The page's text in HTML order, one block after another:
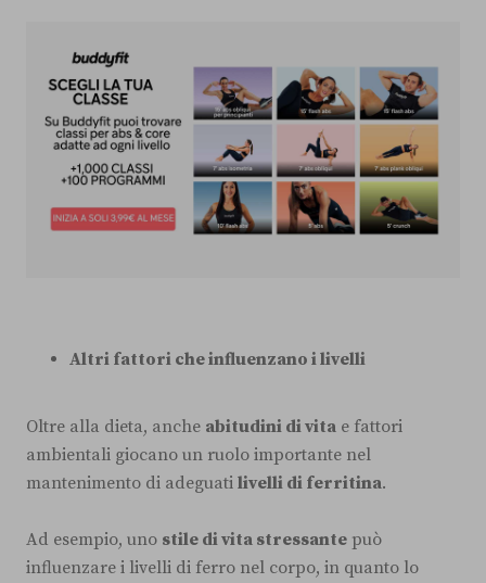
Altri fattori che influenzano i livelli
Oltre alla dieta, anche abitudini di vita e fattori
ambientali giocano un ruolo importante nel
mantenimento di adeguati livelli di ferritina.
Ad esempio, uno stile di vita stressante può
influenzare i livelli di ferro nel corpo, in quanto lo